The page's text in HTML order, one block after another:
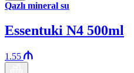
Qazlı mineral su
Essentuki N4 500ml
1.55